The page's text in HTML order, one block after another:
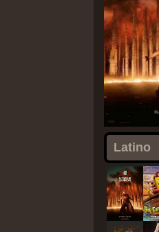
Latino